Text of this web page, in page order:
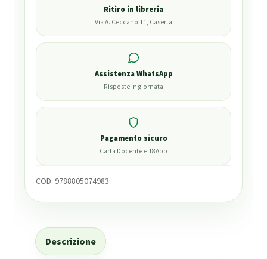
Ritiro in libreria
Via A. Ceccano 11, Caserta
Assistenza WhatsApp
Risposte in giornata
Pagamento sicuro
Carta Docente e 18App
COD: 9788805074983
Descrizione